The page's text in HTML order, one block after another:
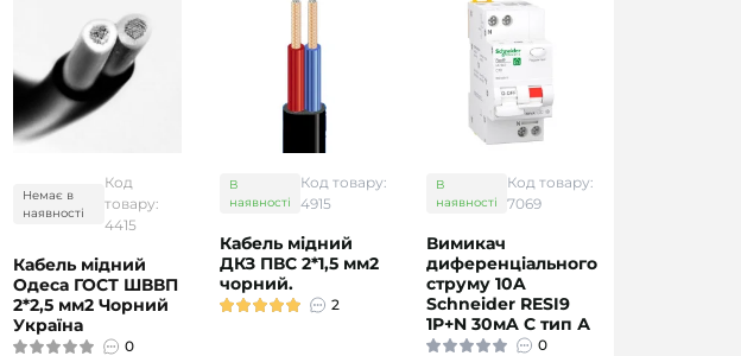
Немає в
наявності
Код
товару:
4415
Кабель мідний
Одеса ГОСТ ШВВП
2*2,5 мм2 Чорний
Україна
0
В
наявності
Код товару:
4915
Кабель мідний
ДКЗ ПВС 2*1,5 мм2
чорний.
2
В
наявності
Код товару:
7069
Вимикач
диференціального
струму 10A
Schneider RESI9
1P+N 30мA C тип А
0